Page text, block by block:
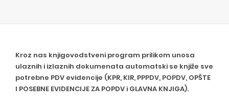
Kroz nas knjigovodstveni program prilikom unosa
ulaznih i izlaznih dokumenata automatski se knjiže sve
potrebne PDV evidencije (KPR, KIR, PPPDV, POPDV, OPŠTE
I POSEBNE EVIDENCIJE ZA POPDV i GLAVNA KNJIGA).